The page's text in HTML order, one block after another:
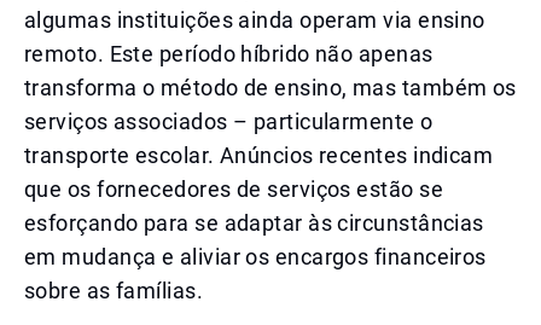
algumas instituições ainda operam via ensino
remoto. Este período híbrido não apenas
transforma o método de ensino, mas também os
serviços associados – particularmente o
transporte escolar. Anúncios recentes indicam
que os fornecedores de serviços estão se
esforçando para se adaptar às circunstâncias
em mudança e aliviar os encargos financeiros
sobre as famílias.